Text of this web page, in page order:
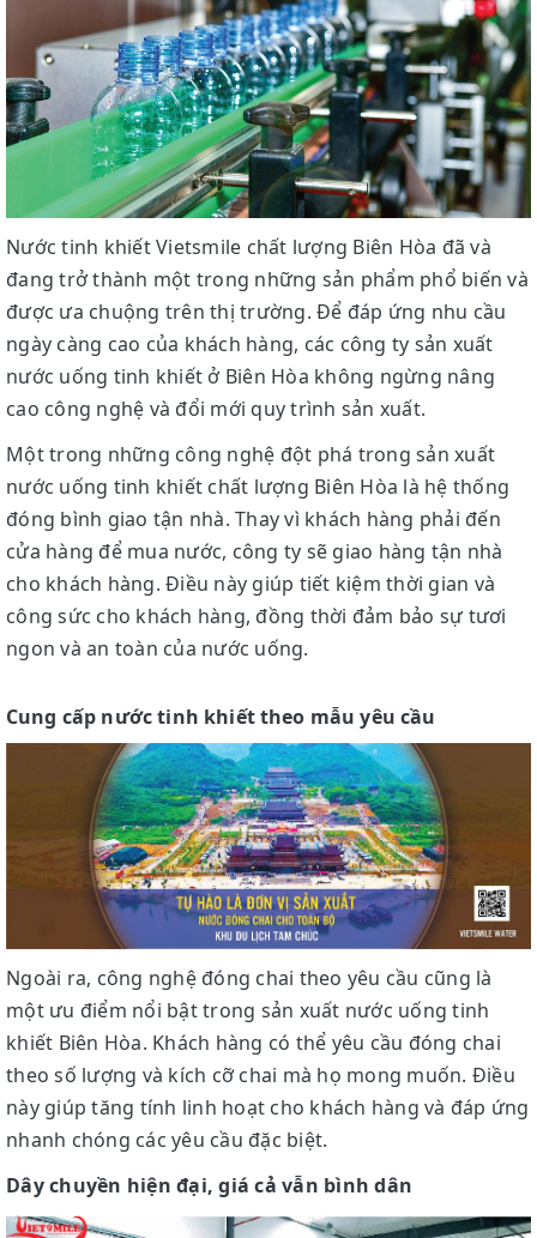
Nước tinh khiết Vietsmile chất lượng Biên Hòa đã và
đang trở thành một trong những sản phẩm phổ biến và
được ưa chuộng trên thị trường. Để đáp ứng nhu cầu
ngày càng cao của khách hàng, các công ty sản xuất
nước uống tinh khiết ở Biên Hòa không ngừng nâng
cao công nghệ và đổi mới quy trình sản xuất.
Một trong những công nghệ đột phá trong sản xuất
nước uống tinh khiết chất lượng Biên Hòa là hệ thống
đóng bình giao tận nhà. Thay vì khách hàng phải đến
cửa hàng để mua nước, công ty sẽ giao hàng tận nhà
cho khách hàng. Điều này giúp tiết kiệm thời gian và
công sức cho khách hàng, đồng thời đảm bảo sự tươi
ngon và an toàn của nước uống.
Cung cấp nước tinh khiết theo mẫu yêu cầu
Ngoài ra, công nghệ đóng chai theo yêu cầu cũng là
một ưu điểm nổi bật trong sản xuất nước uống tinh
khiết Biên Hòa. Khách hàng có thể yêu cầu đóng chai
theo số lượng và kích cỡ chai mà họ mong muốn. Điều
này giúp tăng tính linh hoạt cho khách hàng và đáp ứng
nhanh chóng các yêu cầu đặc biệt.
Dây chuyền hiện đại, giá cả vẫn bình dân